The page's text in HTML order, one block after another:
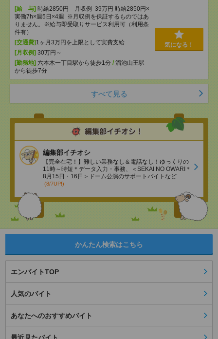
[給 与] 時給2850円 月収例 39万円 時給2850円×
実働7h×週5日×4週 ※月収例を保証するものではあ
りません。※給与即受取りサービス利用可（利用条
件有）
[交通費]1ヶ月3万円を上限として実費支給
[月収例] 30万円～
[勤務地] 六本木一丁目駅から徒歩1分 / 溜池山王駅
から徒歩7分
気になる！
すべて見る
編集部イチオシ
【完全在宅！】難しい業務なし＆電話なし！ゆっくりの
11時～時短＊データ入力・事務、＜SEKAI NO OWARI＊
8月15日・16日＞ドーム公演のサポートバイトなど
(8/7UP!)
かんたん検索はこちら
エンバイトTOP
人気のバイト
あなたへのおすすめバイト